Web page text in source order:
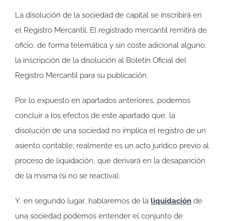
La disolución de la sociedad de capital se inscribirá en
el Registro Mercantil. El registrado mercantil remitirá de
oficio, de forma telemática y sin coste adicional alguno,
la inscripción de la disolución al Boletín Oficial del
Registro Mercantil para su publicación.
Por lo expuesto en apartados anteriores, podemos
concluir a los efectos de este apartado que, la
disolución de una sociedad no implica el registro de un
asiento contable; realmente es un acto jurídico previo al
proceso de liquidación, que derivará en la desaparición
de la misma (si no se reactiva).
Y, en segundo lugar, hablaremos de la liquidación de
una sociedad podemos entender el conjunto de